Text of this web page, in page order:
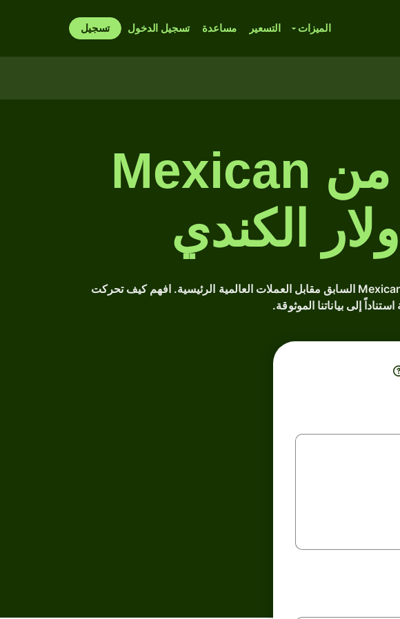
الميزات التسعير مساعدة تسجيل الدخول تسجيل
سجل أسعار الصرف من Mexican
هل تبحث عن أسعار صرف MXN التاريخية؟ توفر لك أداتنا الشاملة تحليلاً معمقاً لأداء عملة Mexican peso السابق مقابل العملات العالمية الرئيسية. افهم كيف تحركت